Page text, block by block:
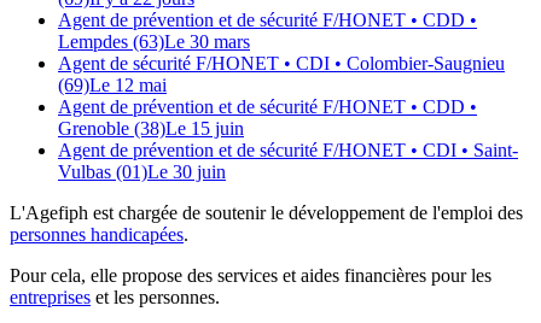
Agent de prévention et de sécurité F/HONET • CDD •
Lempdes (63)Le 30 mars
Agent de sécurité F/HONET • CDI • Colombier-Saugnieu
(69)Le 12 mai
Agent de prévention et de sécurité F/HONET • CDD •
Grenoble (38)Le 15 juin
Agent de prévention et de sécurité F/HONET • CDI • Saint-
Vulbas (01)Le 30 juin
L'Agefiph est chargée de soutenir le développement de l'emploi des
personnes handicapées.
Pour cela, elle propose des services et aides financières pour les
entreprises et les personnes.